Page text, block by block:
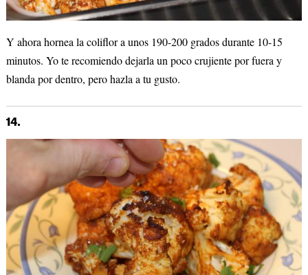
Y ahora hornea la coliflor a unos 190-200 grados durante 10-15
minutos. Yo te recomiendo dejarla un poco crujiente por fuera y
blanda por dentro, pero hazla a tu gusto.
14.